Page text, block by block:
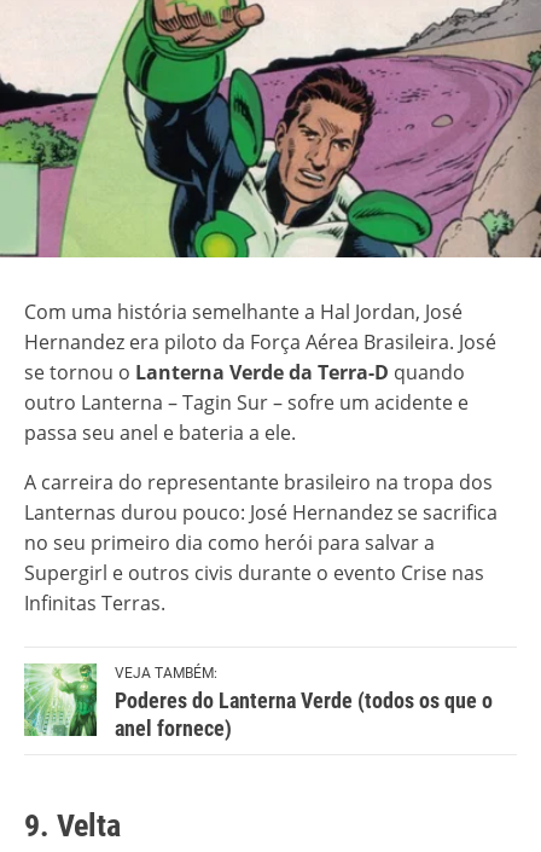
Com uma história semelhante a Hal Jordan, José
Hernandez era piloto da Força Aérea Brasileira. José
se tornou o Lanterna Verde da Terra-D quando
outro Lanterna – Tagin Sur – sofre um acidente e
passa seu anel e bateria a ele.
A carreira do representante brasileiro na tropa dos
Lanternas durou pouco: José Hernandez se sacrifica
no seu primeiro dia como herói para salvar a
Supergirl e outros civis durante o evento Crise nas
Infinitas Terras.
VEJA TAMBÉM:
Poderes do Lanterna Verde (todos os que o
anel fornece)
9. Velta